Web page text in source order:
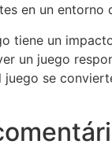
en un entorno
tiene un
un juego
juego se